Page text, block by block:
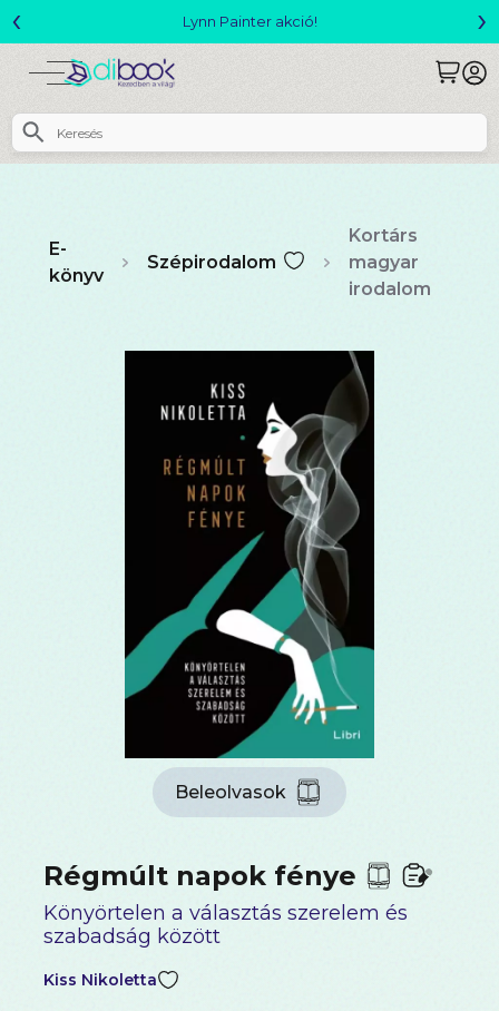
Megjelent! L. J. Shen: Legvadabb álmaimban szeretlek
‹ ›
E-
könyv
Szépirodalom
Kortárs
magyar
irodalom
Beleolvasok
Régmúlt napok fénye
Könyörtelen a választás szerelem és
szabadság között
Kiss Nikoletta